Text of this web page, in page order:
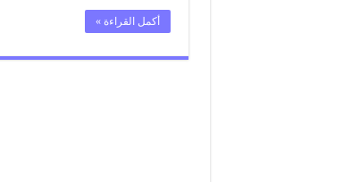
أكمل القراءة »